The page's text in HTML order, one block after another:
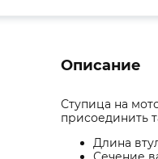
Описание
Ступица на
присоединить
Длина